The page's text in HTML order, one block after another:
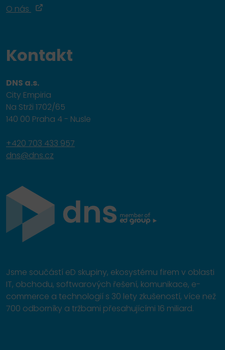
O nás
Kontakt
DNS a.s.
City Empiria
Na Strži 1702/65
140 00 Praha 4 - Nusle
+420 703 433 957
dns@dns.cz
Jsme součástí eD skupiny, ekosystému firem v oblasti
IT, obchodu, softwarových řešení, komunikace, e-
commerce a technologií s 30 lety zkušeností, více než
700 odborníky a tržbami přesahujícími 16 miliard.